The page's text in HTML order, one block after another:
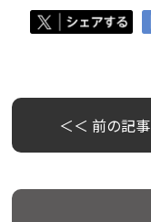
＜＜ 前の記事